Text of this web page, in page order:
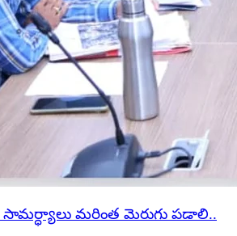
సామర్ధ్యాలు మరింత మెరుగు పడాలి..